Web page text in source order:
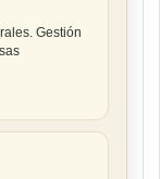
Gestión